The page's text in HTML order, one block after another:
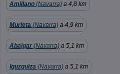
Amillano (Navarra) a 4,8 km
Murieta (Navarra) a 4,9 km
Abaigar (Navarra) a 5,1 km
Iguzquiza (Navarra) a 5,1 km